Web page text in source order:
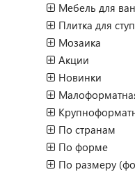
Мебель для
Плитка для
Мозаика
Акции
Новинки
По странам
По форме
По размеру